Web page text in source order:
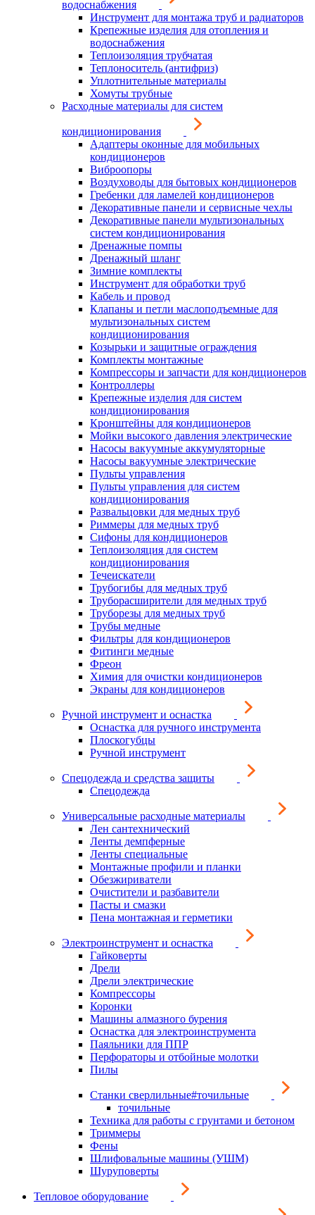
водоснабжения
Инструмент для монтажа труб и радиаторов
Крепежные изделия для отопления и
водоснабжения
Теплоизоляция трубчатая
Теплоноситель (антифриз)
Уплотнительные материалы
Хомуты трубные
Расходные материалы для систем
кондиционирования
Адаптеры оконные для мобильных
кондиционеров
Виброопоры
Воздуховоды для бытовых кондиционеров
Гребенки для ламелей кондиционеров
Декоративные панели и сервисные чехлы
Декоративные панели мультизональных
систем кондиционирования
Дренажные помпы
Дренажный шланг
Зимние комплекты
Инструмент для обработки труб
Кабель и провод
Клапаны и петли маслоподъемные для
мультизональных систем
кондиционирования
Козырьки и защитные ограждения
Комплекты монтажные
Компрессоры и запчасти для кондиционеров
Контроллеры
Крепежные изделия для систем
кондиционирования
Кронштейны для кондиционеров
Мойки высокого давления электрические
Насосы вакуумные аккумуляторные
Насосы вакуумные электрические
Пульты управления
Пульты управления для систем
кондиционирования
Развальцовки для медных труб
Риммеры для медных труб
Сифоны для кондиционеров
Теплоизоляция для систем
кондиционирования
Течеискатели
Трубогибы для медных труб
Труборасширители для медных труб
Труборезы для медных труб
Трубы медные
Фильтры для кондиционеров
Фитинги медные
Фреон
Химия для очистки кондиционеров
Экраны для кондиционеров
Ручной инструмент и оснастка
Оснастка для ручного инструмента
Плоскогубцы
Ручной инструмент
Спецодежда и средства защиты
Спецодежда
Универсальные расходные материалы
Лен сантехнический
Ленты демпферные
Ленты специальные
Монтажные профили и планки
Обезжириватели
Очистители и разбавители
Пасты и смазки
Пена монтажная и герметики
Электроинструмент и оснастка
Гайковерты
Дрели
Дрели электрические
Компрессоры
Коронки
Машины алмазного бурения
Оснастка для электроинструмента
Паяльники для ППР
Перфораторы и отбойные молотки
Пилы
Станки сверлильные#точильные
точильные
Техника для работы с грунтами и бетоном
Триммеры
Фены
Шлифовальные машины (УШМ)
Шуруповерты
Тепловое оборудование